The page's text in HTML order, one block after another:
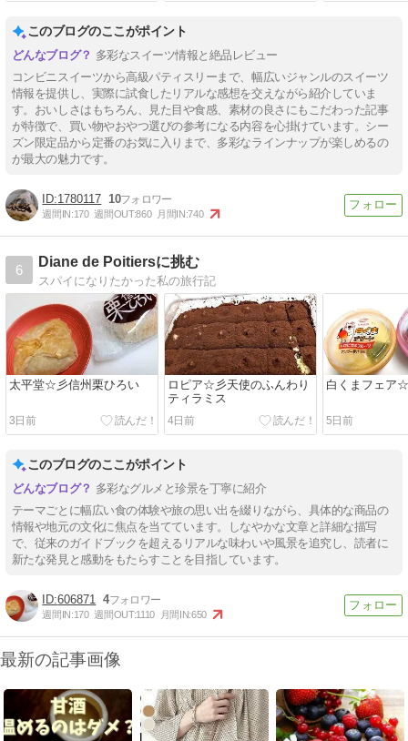
このブログのここがポイント
多彩なスイーツ情報と絶品レビュー
コンビニスイーツから高級パティスリーまで、幅広いジャンルのスイーツ
情報を提供し、実際に試食したリアルな感想を交えながら紹介していま
す。おいしさはもちろん、見た目や食感、素材の良さにもこだわった記事
が特徴で、買い物やおやつ選びの参考になる内容を心掛けています。シー
ズン限定品から定番のお気に入りまで、多彩なラインナップが楽しめるの
が最大の魅力です。
1780117 10
週間IN:170 週間OUT:860 月間IN:740
6
Diane de Poitiersに挑む
スパイになりたかった私の旅行記
太平堂☆彡信州栗ひろい
3日前
ロピア☆彡天使のふんわり
ティラミス
4日前
白くまフェア
5日前
このブログのここがポイント
多彩なグルメと珍景を丁寧に紹介
テーマごとに幅広い食の体験や旅の思い出を綴りながら、具体的な商品の
情報や地元の文化に焦点を当てています。しなやかな文章と詳細な描写
で、従来のガイドブックを超えるリアルな味わいや風景を追究し、読者に
新たな発見と感動をもたらすことを目指しています。
606871 4
週間IN:170 週間OUT:1110 月間IN:650
最新の記事画像